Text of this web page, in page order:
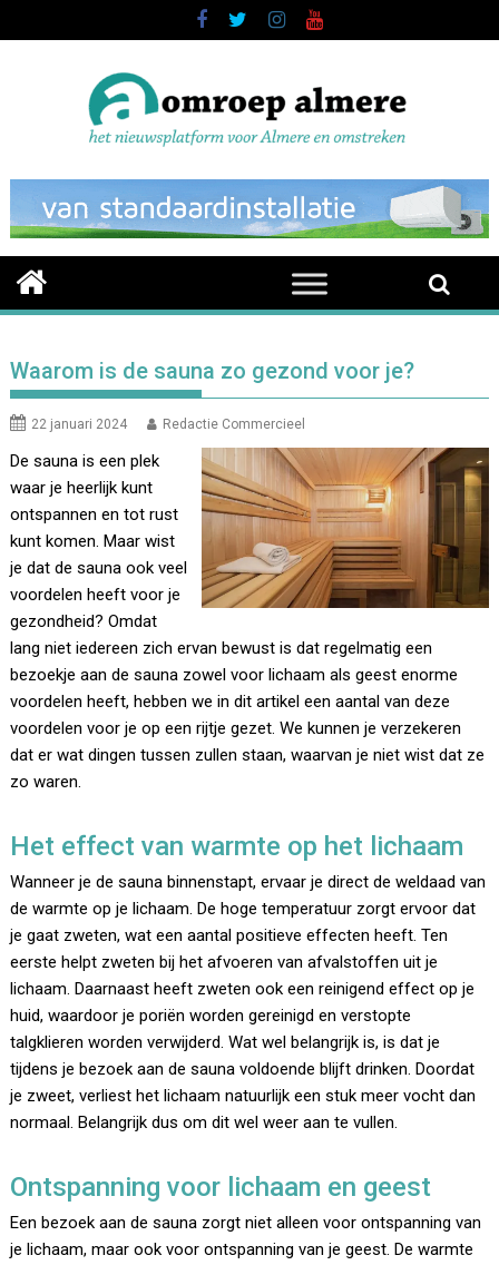
to
Waarom is de sauna zo gezond voor je?
22 januari 2024 Redactie Commercieel
De sauna is een plek
waar je heerlijk kunt
ontspannen en tot rust
kunt komen. Maar wist
je dat de sauna ook veel
voordelen heeft voor je
gezondheid? Omdat
lang niet iedereen zich ervan bewust is dat regelmatig een
bezoekje aan de sauna zowel voor lichaam als geest enorme
voordelen heeft, hebben we in dit artikel een aantal van deze
voordelen voor je op een rijtje gezet. We kunnen je verzekeren
dat er wat dingen tussen zullen staan, waarvan je niet wist dat ze
zo waren.
Het effect van warmte op het lichaam
Wanneer je de sauna binnenstapt, ervaar je direct de weldaad van
de warmte op je lichaam. De hoge temperatuur zorgt ervoor dat
je gaat zweten, wat een aantal positieve effecten heeft. Ten
eerste helpt zweten bij het afvoeren van afvalstoffen uit je
lichaam. Daarnaast heeft zweten ook een reinigend effect op je
huid, waardoor je poriën worden gereinigd en verstopte
talgklieren worden verwijderd. Wat wel belangrijk is, is dat je
tijdens je bezoek aan de sauna voldoende blijft drinken. Doordat
je zweet, verliest het lichaam natuurlijk een stuk meer vocht dan
normaal. Belangrijk dus om dit wel weer aan te vullen.
Ontspanning voor lichaam en geest
Een bezoek aan de sauna zorgt niet alleen voor ontspanning van
je lichaam, maar ook voor ontspanning van je geest. De warmte